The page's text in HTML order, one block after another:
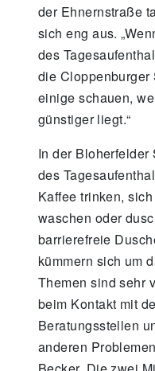
der Ehnernstraße
sich eng aus.
des
die Cloppenburger
einige schauen,
günstiger liegt.“
In der
des
Kaffee trinken,
waschen oder
barrierefreie
kümmern sich um
Themen sind sehr
beim Kontakt mit
Beratungsstellen
anderen